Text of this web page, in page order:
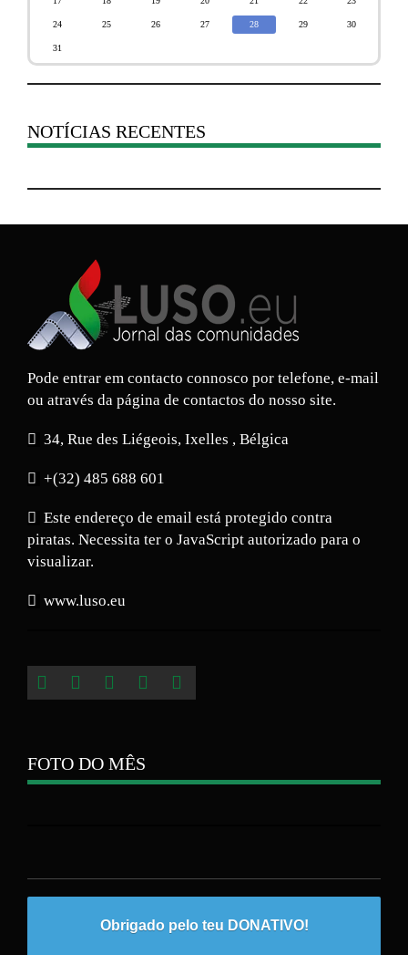
24 25 26 27 28 29 30
31
NOTÍCIAS RECENTES
Pode entrar em contacto connosco por telefone, e-mail
ou através da página de contactos do nosso site.
34, Rue des Liégeois, Ixelles , Bélgica
+(32) 485 688 601
Este endereço de email está protegido contra
piratas. Necessita ter o JavaScript autorizado para o
visualizar.
www.luso.eu
FOTO DO MÊS
Obrigado pelo teu DONATIVO!